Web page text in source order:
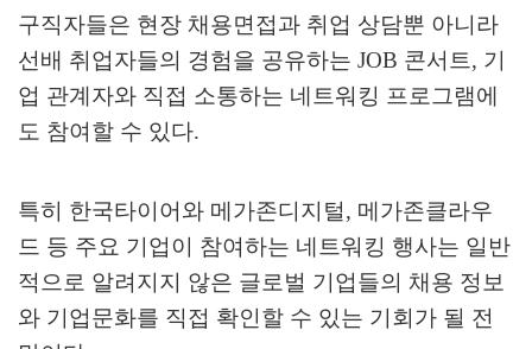
구직자들은 현장 채용면접과 취업 상담뿐 아니라
선배 취업자들의 경험을 공유하는 JOB 콘서트, 기
업 관계자와 직접 소통하는 네트워킹 프로그램에
도 참여할 수 있다.
특히 한국타이어와 메가존디지털, 메가존클라우
드 등 주요 기업이 참여하는 네트워킹 행사는 일반
적으로 알려지지 않은 글로벌 기업들의 채용 정보
와 기업문화를 직접 확인할 수 있는 기회가 될 전